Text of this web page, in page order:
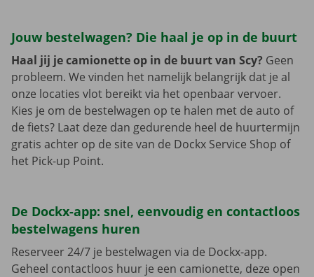
Jouw bestelwagen? Die haal je op in de buurt
Haal jij je camionette op in de buurt van Scy? Geen
probleem. We vinden het namelijk belangrijk dat je al
onze locaties vlot bereikt via het openbaar vervoer.
Kies je om de bestelwagen op te halen met de auto of
de fiets? Laat deze dan gedurende heel de huurtermijn
gratis achter op de site van de Dockx Service Shop of
het Pick-up Point.
De Dockx-app: snel, eenvoudig en contactloos
bestelwagens huren
Reserveer 24/7 je bestelwagen via de Dockx-app.
Geheel contactloos huur je een camionette, deze open